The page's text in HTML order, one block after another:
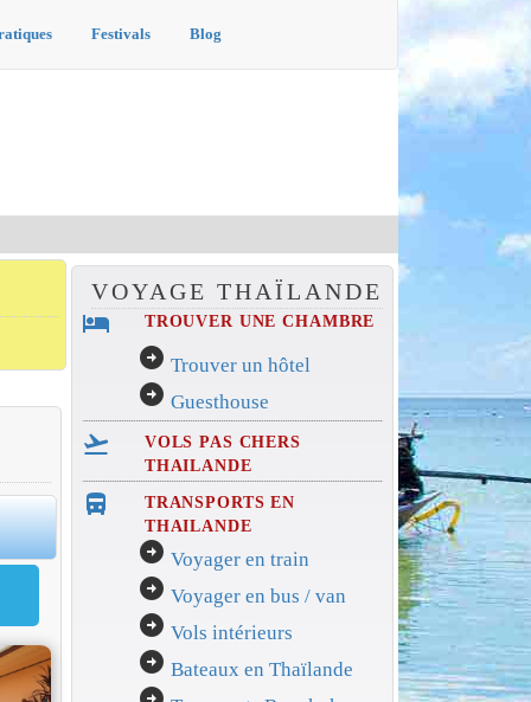
Festivals Blog
VOYAGE THAÏLANDE
hotel TROUVER UNE CHAMBRE
arrow_circle_right Trouver un hôtel
arrow_circle_right Guesthouse
flight_takeoff
VOLS PAS CHERS
THAILANDE
directions_bus_filled
TRANSPORTS EN
THAILANDE
arrow_circle_right Voyager en train
arrow_circle_right Voyager en bus / van
arrow_circle_right Vols intérieurs
arrow_circle_right Bateaux en Thaïlande